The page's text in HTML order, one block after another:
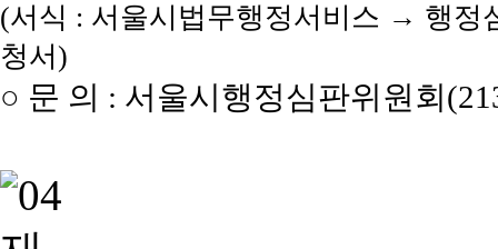
(서식 : 서울시법무행정서비스 → 행
청서)
○ 문 의 : 서울시행정심판위원회